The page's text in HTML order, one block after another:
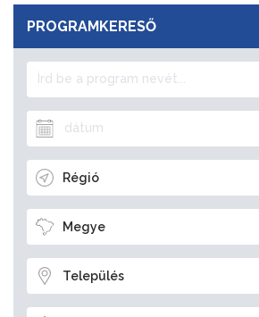
PROGRAMKERESŐ
Régió
Megye
Település